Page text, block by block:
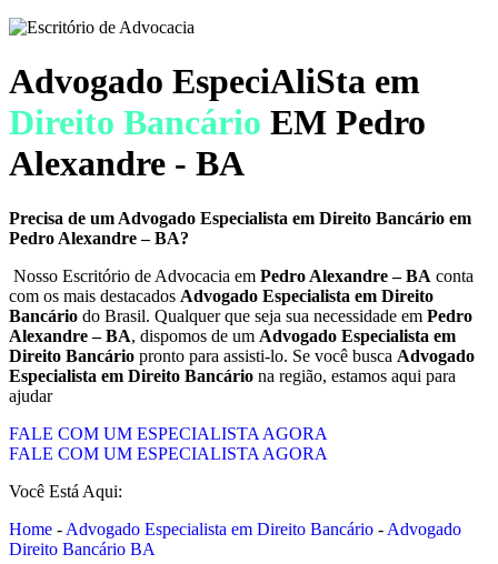
Advogado EspeciAliSta em
Direito Bancário EM Pedro
Alexandre - BA
Precisa de um Advogado Especialista em Direito Bancário em
Pedro Alexandre – BA?
Nosso Escritório de Advocacia em Pedro Alexandre – BA conta
com os mais destacados Advogado Especialista em Direito
Bancário do Brasil. Qualquer que seja sua necessidade em Pedro
Alexandre – BA, dispomos de um Advogado Especialista em
Direito Bancário pronto para assisti-lo. Se você busca Advogado
Especialista em Direito Bancário na região, estamos aqui para
ajudar
FALE COM UM ESPECIALISTA AGORA
FALE COM UM ESPECIALISTA AGORA
Você Está Aqui:
Home - Advogado Especialista em Direito Bancário - Advogado
Direito Bancário BA